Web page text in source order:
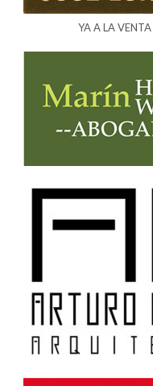
YA A LA VENTA